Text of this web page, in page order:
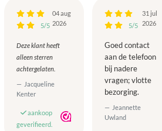
5/5
04 aug
2026
Deze klant heeft
alleen sterren
achtergelaten.
Jacqueline
Kenter
aankoop
geverifieerd.
5/5
31 jul
2026
Goed contact
aan de telefoon
bij nadere
vragen; vlotte
bezorging.
Jeannette
Uwland